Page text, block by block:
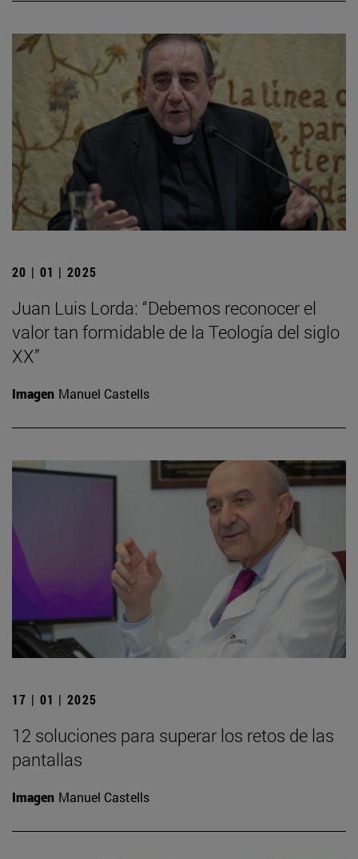
20 | 01 | 2025
Juan Luis Lorda: “Debemos reconocer el
valor tan formidable de la Teología del siglo
XX”
Imagen Manuel Castells
17 | 01 | 2025
12 soluciones para superar los retos de las
pantallas
Imagen Manuel Castells